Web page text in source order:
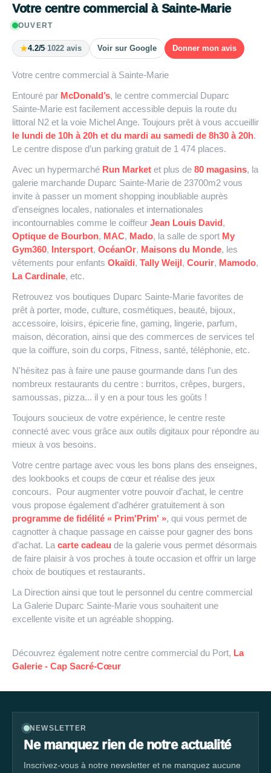
Votre centre commercial à Sainte-Marie
OUVERT
★4.2/5·1022 avis Voir sur Google Donner mon avis
Votre centre commercial à Sainte-Marie
Entouré par McDonald’s, le centre commercial Duparc
Sainte-Marie est facilement accessible depuis la route du
littoral N2 et la voie Michel Ange. Toujours prêt à vous accueillir
le lundi de 10h à 20h et du mardi au samedi de 8h30 à 20h.
Le centre dispose d’un parking gratuit de 1 474 places.
Avec un hypermarché Run Market et plus de 80 magasins, la
galerie marchande Duparc Sainte-Marie de 23700m2 vous
invite à passer un moment shopping inoubliable auprès
d’enseignes locales, nationales et internationales
incontournables comme le coiffeur Jean Louis David,
Optique de Bourbon, MAC, Mado, la salle de sport My
Gym360, Intersport, OcéanOr, Maisons du Monde, les
vêtements pour enfants Okaïdi, Tally Weijl, Courir, Mamodo,
La Cardinale, etc.
Retrouvez vos boutiques Duparc Sainte-Marie favorites de
prêt à porter, mode, culture, cosmétiques, beauté, bijoux,
accessoire, loisirs, épicerie fine, gaming, lingerie, parfum,
maison, décoration, ainsi que des commerces de services tel
que la coiffure, soin du corps, Fitness, santé, téléphonie, etc.
N'hésitez pas à faire une pause gourmande dans l'un des
nombreux restaurants du centre : burritos, crêpes, burgers,
samoussas, pizza... il y en a pour tous les goûts !
Toujours soucieux de votre expérience, le centre reste
connecté avec vous grâce aux outils digitaux pour répondre au
mieux à vos besoins.
Votre centre partage avec vous les bons plans des enseignes,
des lookbooks et coups de cœur et réalise des jeux
concours. Pour augmenter votre pouvoir d’achat, le centre
vous propose également d’adhérer gratuitement à son
programme de fidélité « Prim'Prim' », qui vous permet de
cagnotter à chaque passage en caisse pour gagner des bons
d’achat. La carte cadeau de la galerie vous permet désormais
de faire plaisir à vos proches à toute occasion et offrir un large
choix de boutiques et restaurants.
La Direction ainsi que tout le personnel du centre commercial
La Galerie Duparc Sainte-Marie vous souhaitent une
excellente visite et un agréable shopping.
Découvrez également notre centre commercial du Port, La
Galerie - Cap Sacré-Cœur
NEWSLETTER
Ne manquez rien de notre actualité
Inscrivez-vous à notre newsletter et ne manquez aucune